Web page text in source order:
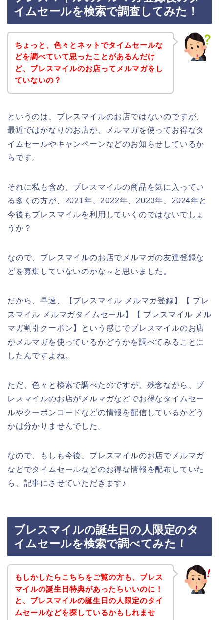
イムセールを検索で調査してみた！
ちょっと、色々とネットでタイムセールな
どを調べていて思ったことがあるんだけ
ど、ブレスマイルのお店ってメルマガをし
ていないの？
というのは、ブレスマイルのお店ではないのですが、
最近ではかなりのお店が、メルマガを使ってお得なタ
イムセールやキャンペーンなどのお知らせしているか
らです。
それに私も含め、ブレスマイルの商品を気に入ってい
る多くの方が、2021年、2022年、2023年、2024年と
今後もブレスマイルを利用していくのではないでしょ
うか？
なので、ブレスマイルのお店でメルマガの友達登録な
どを募集していないのかな～と思いました。
だから、早速、【ブレスマイル メルマガ登録】【 ブレ
スマイル メルマガタイムセール】【 ブレスマイル メル
マガ割引クーポン】という感じでブレスマイルのお店
がメルマガを使っているかどうかを調べてみることに
したんですよね。
ただ、色々と検索で調べたのですが、残念ながら、ブ
レスマイルのお店がメルマガなどでお得なタイムセー
ルやクーポンコードなどの情報を配信しているかどう
かは分かりませんでした。
なので、もしも今後、ブレスマイルのお店でメルマガ
などでタイムセールなどのお得な情報を配布していた
ら、記事にさせていただきます♪
ブレスマイルの誕生日の人限定のタ
イムセールを検索で調べてみた！
もしかしたらこちらをご覧の方も、ブレス
マイルの誕生日特典があったらいいのに！
と、ブレスマイルの誕生日の人限定のタイ
ムセールなどを探しているかもしれませ